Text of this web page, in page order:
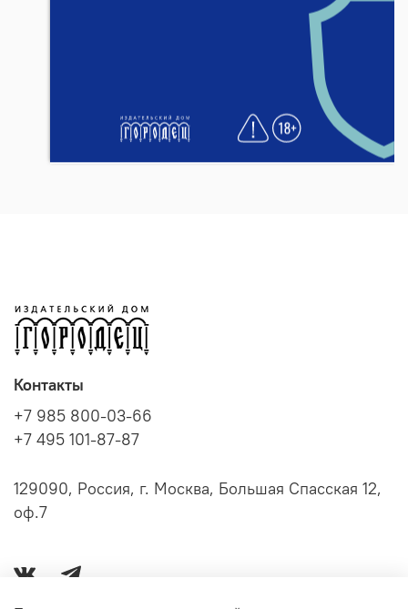
Контакты
+7 985 800-03-66
+7 495 101-87-87
129090, Россия, г. Москва, Большая Спасская 12,
оф.7